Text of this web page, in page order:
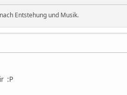
Entstehung und Musik.
:P